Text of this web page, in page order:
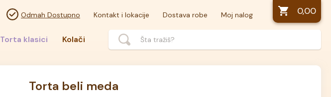
Odmah Dostupno Kontakt i lokacije Dostava robe Moj nalog 0,00
Torta klasici
Kolači
Torta beli meda